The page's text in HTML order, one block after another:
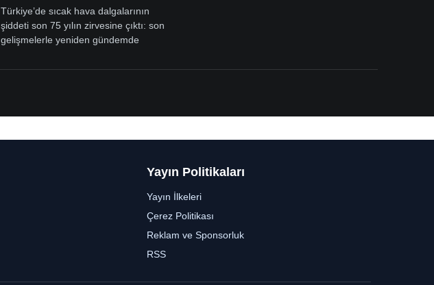
Türkiye’de sıcak hava dalgalarının
şiddeti son 75 yılın zirvesine çıktı: son
gelişmelerle yeniden gündemde
Yayın Politikaları
Yayın İlkeleri
Çerez Politikası
Reklam ve Sponsorluk
RSS